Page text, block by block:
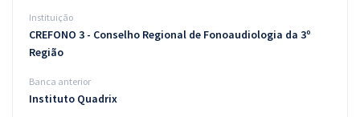
Aprovados
Instituição
CREFONO 3 - Conselho Regional de Fonoaudiologia da 3º
Região
Banca anterior
Instituto Quadrix